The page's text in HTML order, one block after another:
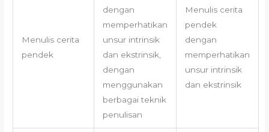
Menulis cerita
pendek
dengan
memperhatikan
unsur intrinsik
dan ekstrinsik,
dengan
menggunakan
berbagai teknik
penulisan
Menulis cerita
pendek
dengan
memperhatikan
unsur intrinsik
dan ekstrinsik